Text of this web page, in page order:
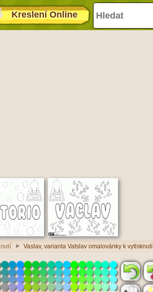
Kreslení Online
Vaslav, varianta Vatslav omalovánky k vytisknutí